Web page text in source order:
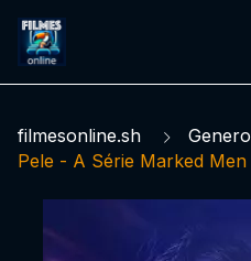
filmesonline.sh Genero
Pele - A Série Marked Men